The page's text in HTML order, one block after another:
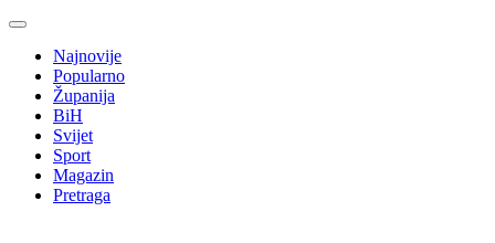
Najnovije
Popularno
Županija
BiH
Svijet
Sport
Magazin
Pretraga